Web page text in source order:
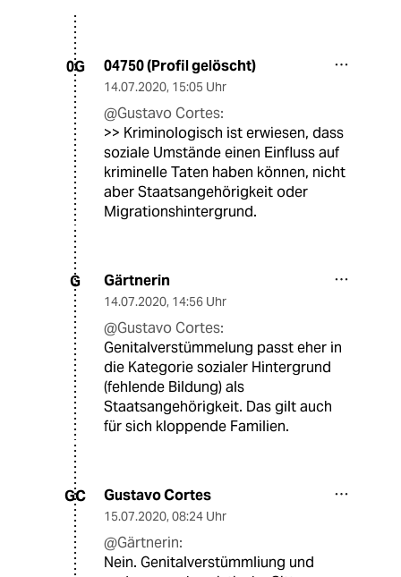
0G 04750 (Profil gelöscht)
14.07.2020, 15:05 Uhr
@Gustavo Cortes:
>> Kriminologisch ist erwiesen, dass
soziale Umstände einen Einfluss auf
kriminelle Taten haben können, nicht
aber Staatsangehörigkeit oder
Migrationshintergrund.
G Gärtnerin
14.07.2020, 14:56 Uhr
@Gustavo Cortes:
Genitalverstümmelung passt eher in
die Kategorie sozialer Hintergrund
(fehlende Bildung) als
Staatsangehörigkeit. Das gilt auch
für sich kloppende Familien.
GC Gustavo Cortes
15.07.2020, 08:24 Uhr
@Gärtnerin:
Nein. Genitalverstümmliung und